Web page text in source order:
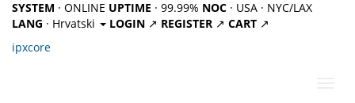
SYSTEM · ONLINE UPTIME · 99.99% NOC · USA · NYC/LAX
LANG · Hrvatski LOGIN ↗ REGISTER ↗ CART ↗
ipxcore